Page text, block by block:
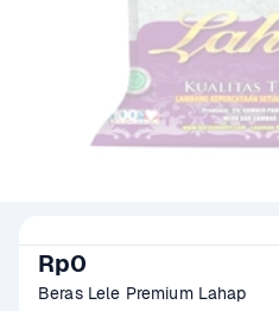
Rp0
Beras Lele Premium Lahap